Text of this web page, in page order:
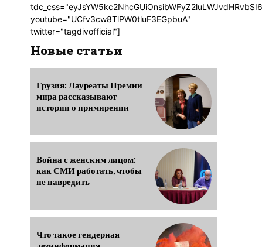
youtube="UCfv3cw8TlPW0tluF3EGpbuA"
twitter="tagdivofficial"]
Новые статьи
Грузия: Лауреаты Премии
мира рассказывают
истории о примирении
Война с женским лицом:
как СМИ работать, чтобы
не навредить
Что такое гендерная